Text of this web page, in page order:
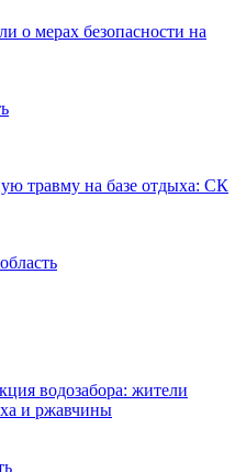
о мерах безопасности на
травму на базе отдыха: СК
водозабора: жители
и ржавчины